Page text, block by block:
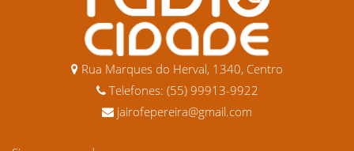
Rua Marques do Herval, 1340, Centro
Telefones: (55) 99913-9922
jairofepereira@gmail.com